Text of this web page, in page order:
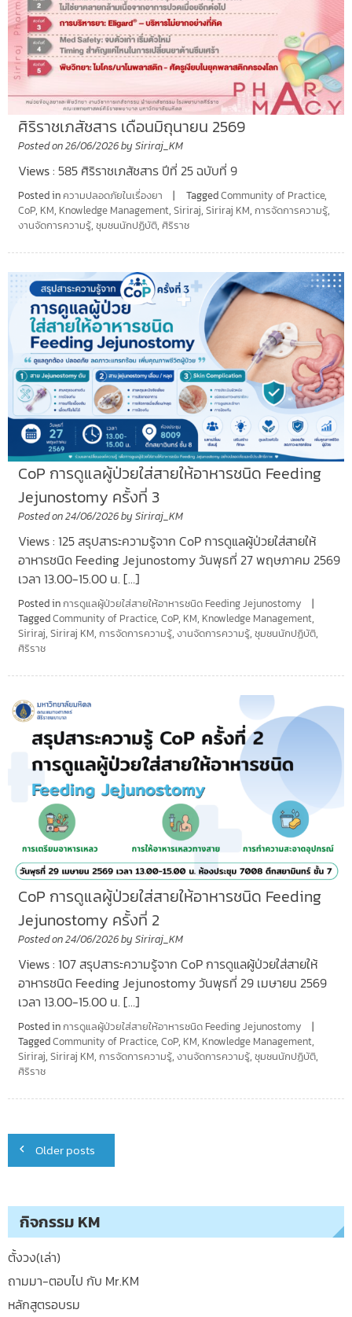
ศิริราชเภสัชสาร เดือนมิถุนายน 2569
Posted on26/06/2026by Siriraj_KM
Views : 585 ศิริราชเภสัชสาร ปีที่ 25 ฉบับที่ 9
Posted in ความปลอดภัยในเรื่องยา TaggedCommunity of Practice,
CoP, KM, Knowledge Management, Siriraj, Siriraj KM, การจัดการความรู้,
งานจัดการความรู้, ชุมชนนักปฏิบัติ, ศิริราช
CoP การดูแลผู้ป่วยใส่สายให้อาหารชนิด Feeding
Jejunostomy ครั้งที่ 3
Posted on24/06/2026by Siriraj_KM
Views : 125 สรุปสาระความรู้จาก CoP การดูแลผู้ป่วยใส่สายให้
อาหารชนิด Feeding Jejunostomy วันพุธที่ 27 พฤษภาคม 2569
เวลา 13.00-15.00 น. […]
Posted inการดูแลผู้ป่วยใส่สายให้อาหารชนิด Feeding Jejunostomy
TaggedCommunity of Practice, CoP, KM, Knowledge Management,
Siriraj, Siriraj KM, การจัดการความรู้, งานจัดการความรู้, ชุมชนนักปฏิบัติ,
ศิริราช
CoP การดูแลผู้ป่วยใส่สายให้อาหารชนิด Feeding
Jejunostomy ครั้งที่ 2
Posted on24/06/2026by Siriraj_KM
Views : 107 สรุปสาระความรู้จาก CoP การดูแลผู้ป่วยใส่สายให้
อาหารชนิด Feeding Jejunostomy วันพุธที่ 29 เมษายน 2569
เวลา 13.00-15.00 น. […]
Posted inการดูแลผู้ป่วยใส่สายให้อาหารชนิด Feeding Jejunostomy
TaggedCommunity of Practice, CoP, KM, Knowledge Management,
Siriraj, Siriraj KM, การจัดการความรู้, งานจัดการความรู้, ชุมชนนักปฏิบัติ,
ศิริราช
Posts
navigation
Older posts
กิจกรรม KM
ตั้งวง(เล่า)
ถามมา-ตอบไป กับ Mr.KM
หลักสูตรอบรม